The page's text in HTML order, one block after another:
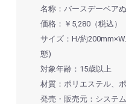
名称：バースデーベア
価格：￥5,280（税込）
サイズ：H/約
態)
対象年齢：15歳以上
材質：ポリエステル、
発売・販売元：システ